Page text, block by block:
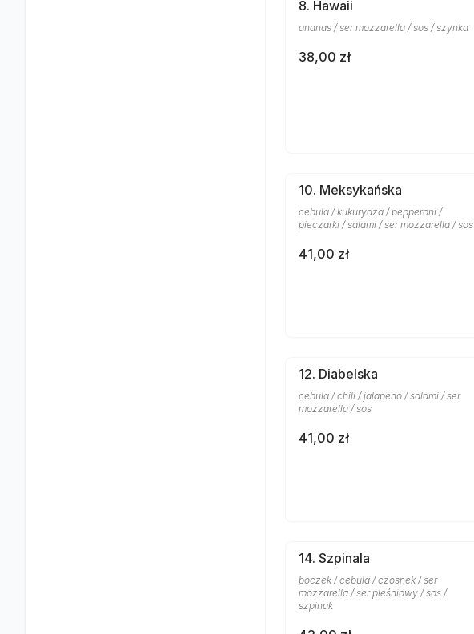
8. Hawaii
ananas / ser mozzarella / sos / szynka
38,00 zł
10. Meksykańska
cebula / kukurydza / pepperoni /
pieczarki / salami / ser mozzarella / sos
41,00 zł
12. Diabelska
cebula / chili / jalapeno / salami / ser
mozzarella / sos
41,00 zł
14. Szpinala
boczek / cebula / czosnek / ser
mozzarella / ser pleśniowy / sos /
szpinak